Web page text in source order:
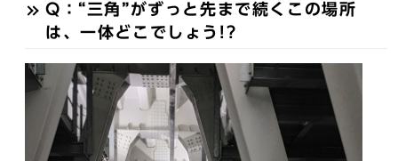
Q：“三角”がずっと先まで続くこの場所
は、一体どこでしょう!?